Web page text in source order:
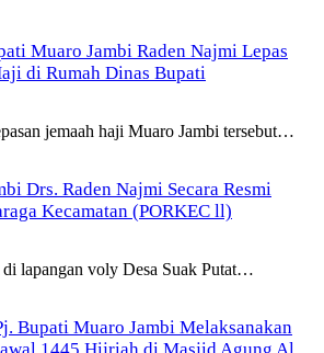
Muaro Jambi Raden Najmi Lepas
di Rumah Dinas Bupati
jemaah haji Muaro Jambi tersebut…
Drs. Raden Najmi Secara Resmi
Kecamatan (PORKEC ll)
lapangan voly Desa Suak Putat…
Bupati Muaro Jambi Melaksanakan
1445 Hijriah di Masjid Agung Al